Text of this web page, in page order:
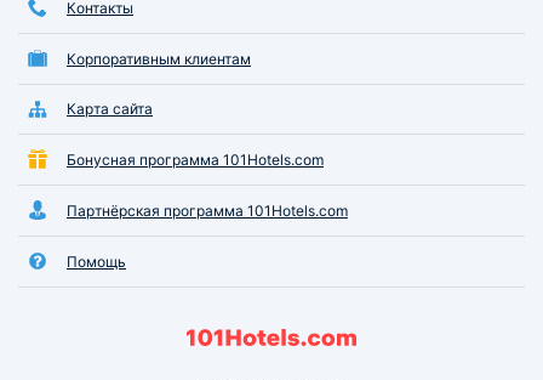
Контакты
Корпоративным клиентам
Карта сайта
Бонусная программа 101Hotels.com
Партнёрская программа 101Hotels.com
Помощь